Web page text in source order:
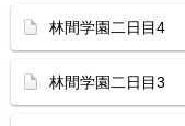
林間学園二日目4
林間学園二日目3